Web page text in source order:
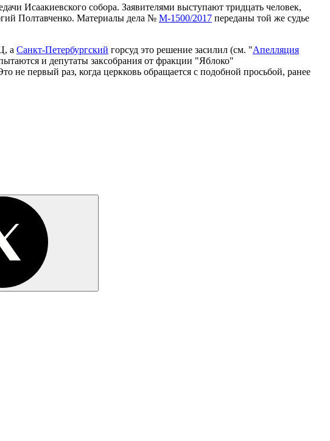
Исаакиевского собора. Заявителями выступают тридцать человек,
Полтавченко. Материалы дела № М-1500/2017 переданы той же судье
а Санкт-Петербургский горсуд это решение засилил (см. "Апелляция
и депутаты заксобрания от фракции "Яблоко"
не первый раз, когда церкковь обращается с подобной просьбой, ранее